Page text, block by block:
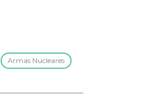
Armas Nucleares